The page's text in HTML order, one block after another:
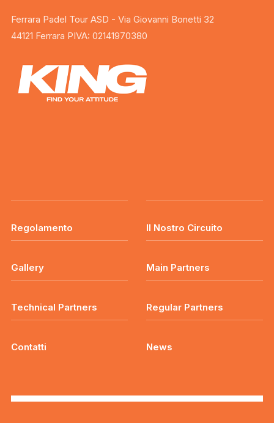
Ferrara Padel Tour ASD - Via Giovanni Bonetti 32
44121 Ferrara PIVA: 02141970380
Regolamento Il Nostro Circuito
Gallery Main Partners
Technical Partners Regular Partners
Contatti News